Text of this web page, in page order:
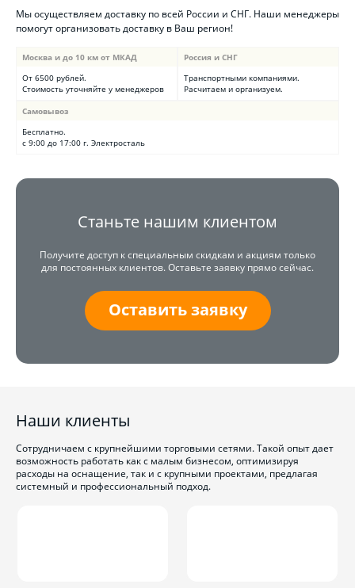
Мы осуществляем доставку по всей России и СНГ. Наши менеджеры
помогут организовать доставку в Ваш регион!
Москва и до 10 км от МКАД
От 6500 рублей.
Стоимость уточняйте у менеджеров
Россия и СНГ
Транспортными компаниями.
Расчитаем и организуем.
Самовывоз
Бесплатно.
с 9:00 до 17:00 г. Электросталь
Станьте нашим клиентом
Получите доступ к специальным скидкам и акциям только
для постоянных клиентов. Оставьте заявку прямо сейчас.
Оставить заявку
Наши клиенты
Сотрудничаем с крупнейшими торговыми сетями. Такой опыт дает
возможность работать как с малым бизнесом, оптимизируя
расходы на оснащение, так и с крупными проектами, предлагая
системный и профессиональный подход.